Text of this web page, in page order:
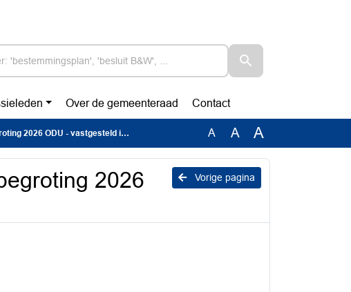
Over de gemeenteraad Contact
2026 ODU - vastgesteld in AB A A A
Vorige pagina
2026